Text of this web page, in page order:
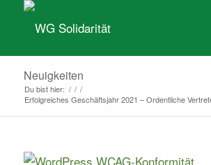
Neuigkeiten
Du bist hier: / / /
Erfolgreiches Geschäftsjahr 2021 – Ordentliche